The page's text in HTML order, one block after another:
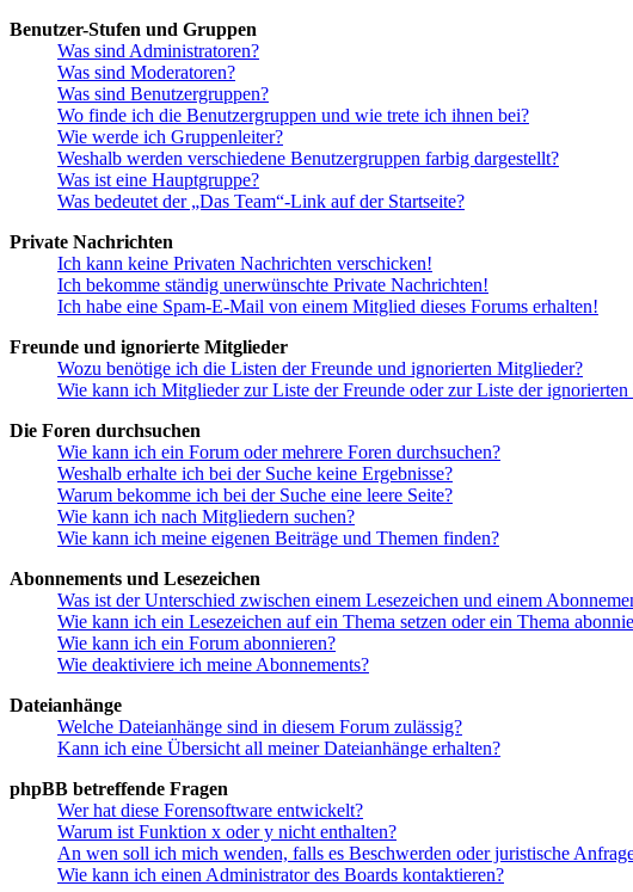
Benutzer-Stufen und Gruppen
Was sind Administratoren?
Was sind Moderatoren?
Was sind Benutzergruppen?
Wo finde ich die Benutzergruppen und wie trete ich ihnen bei?
Wie werde ich Gruppenleiter?
Weshalb werden verschiedene Benutzergruppen farbig dargestellt?
Was ist eine Hauptgruppe?
Was bedeutet der „Das Team“-Link auf der Startseite?
Private Nachrichten
Ich kann keine Privaten Nachrichten verschicken!
Ich bekomme ständig unerwünschte Private Nachrichten!
Ich habe eine Spam-E-Mail von einem Mitglied dieses Forums erhalten!
Freunde und ignorierte Mitglieder
Wozu benötige ich die Listen der Freunde und ignorierten Mitglieder?
Wie kann ich Mitglieder zur Liste der Freunde oder zur Liste der
Die Foren durchsuchen
Wie kann ich ein Forum oder mehrere Foren durchsuchen?
Weshalb erhalte ich bei der Suche keine Ergebnisse?
Warum bekomme ich bei der Suche eine leere Seite?
Wie kann ich nach Mitgliedern suchen?
Wie kann ich meine eigenen Beiträge und Themen finden?
Abonnements und Lesezeichen
Was ist der Unterschied zwischen einem Lesezeichen und einem
Wie kann ich ein Lesezeichen auf ein Thema setzen oder ein Thema
Wie kann ich ein Forum abonnieren?
Wie deaktiviere ich meine Abonnements?
Dateianhänge
Welche Dateianhänge sind in diesem Forum zulässig?
Kann ich eine Übersicht all meiner Dateianhänge erhalten?
phpBB betreffende Fragen
Wer hat diese Forensoftware entwickelt?
Warum ist Funktion x oder y nicht enthalten?
An wen soll ich mich wenden, falls es Beschwerden oder juristische
Wie kann ich einen Administrator des Boards kontaktieren?